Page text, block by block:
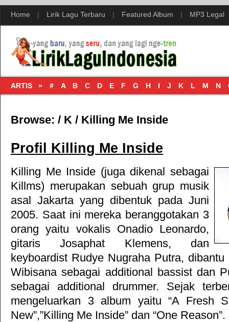
Home | Lirik Lagu Terbaru | Featured Album | MP3 Legal
ARTIS » # A B C D E F G H I J K L M N
Browse: / K / Killing Me Inside
Profil Killing Me Inside
Killing Me Inside (juga dikenal sebagai
Killms) merupakan sebuah grup musik
asal Jakarta yang dibentuk pada Juni
2005. Saat ini mereka beranggotakan 3
orang yaitu vokalis Onadio Leonardo,
gitaris Josaphat Klemens, dan
keyboardist Rudye Nugraha Putra, dibantu
Wibisana sebagai additional bassist dan
sebagai additional drummer. Sejak
mengeluarkan 3 album yaitu “A Fresh
New”,”Killing Me Inside” dan “One Reason”.